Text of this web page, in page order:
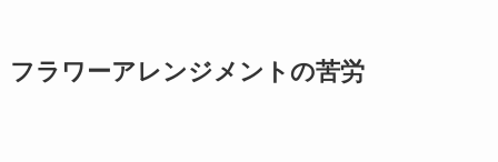
フラワーアレンジメントの苦労